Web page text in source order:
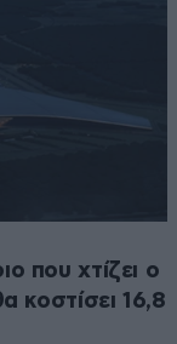
που χτίζει ο
κοστίσει 16,8